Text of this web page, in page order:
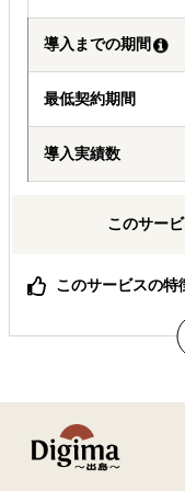
導入までの期間
最低契約期間
導入実績数
このサー
このサービスの特
当社の国際物流
解決できる課題